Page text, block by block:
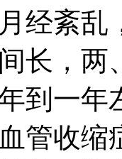
经紊
长，
到一年
管收缩